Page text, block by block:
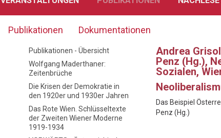
Publikationen Dokumentationen
Publikationen - Übersicht
Wolfgang Maderthaner:
Zeitenbrüche
Die Krisen der Demokratie in
den 1920er und 1930er Jahren
Das Rote Wien. Schlüsseltexte
der Zweiten Wiener Moderne
1919-1934
Andrea
Penz (Hg.),
Sozialen,
Das Beispiel
Penz (Hg.)